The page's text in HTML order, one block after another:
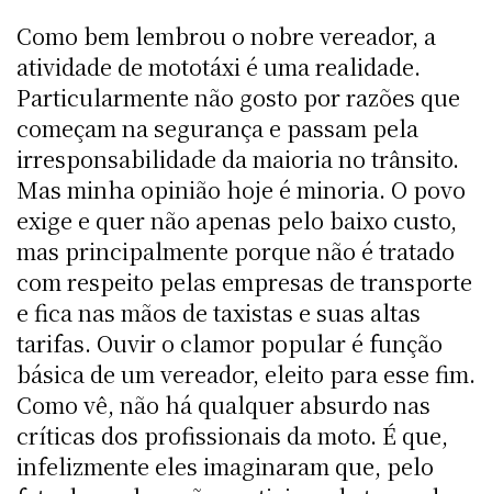
Como bem lembrou o nobre vereador, a
atividade de mototáxi é uma realidade.
Particularmente não gosto por razões que
começam na segurança e passam pela
irresponsabilidade da maioria no trânsito.
Mas minha opinião hoje é minoria. O povo
exige e quer não apenas pelo baixo custo,
mas principalmente porque não é tratado
com respeito pelas empresas de transporte
e fica nas mãos de taxistas e suas altas
tarifas. Ouvir o clamor popular é função
básica de um vereador, eleito para esse fim.
Como vê, não há qualquer absurdo nas
críticas dos profissionais da moto. É que,
infelizmente eles imaginaram que, pelo